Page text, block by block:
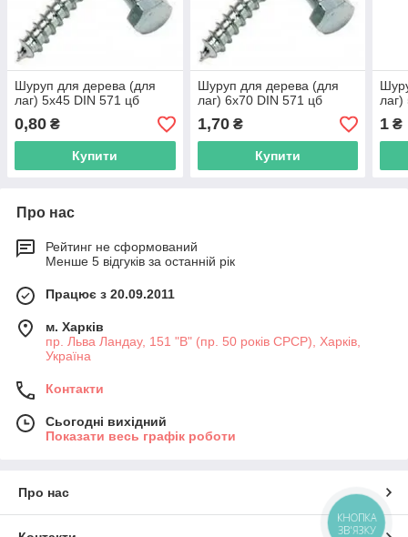
Шуруп для дерева (для
лаг) 5х45 DIN 571 цб
0,80 ₴
Купити
Шуруп для дерева (для
лаг) 6х70 DIN 571 цб
1,70₴
Купити
1 ₴
Про нас
Рейтинг не сформований
Менше 5 відгуків за останній рік
Працює з 20.09.2011
м. Харків
пр. Льва Ландау, 151 "В" (пр. 50 років СРСР), Харків,
Україна
Контакти
Сьогодні вихідний
Показати весь графік роботи
Про нас
КНОПКА
ЗВ'ЯЗКУ